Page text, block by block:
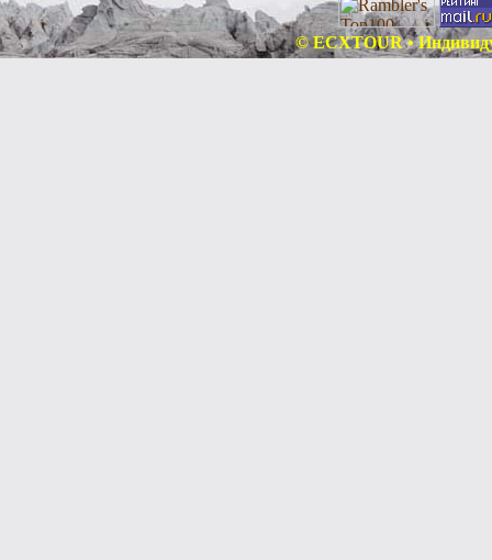
© ECXTOUR •